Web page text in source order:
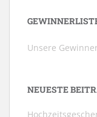
Unsere
NEUESTE